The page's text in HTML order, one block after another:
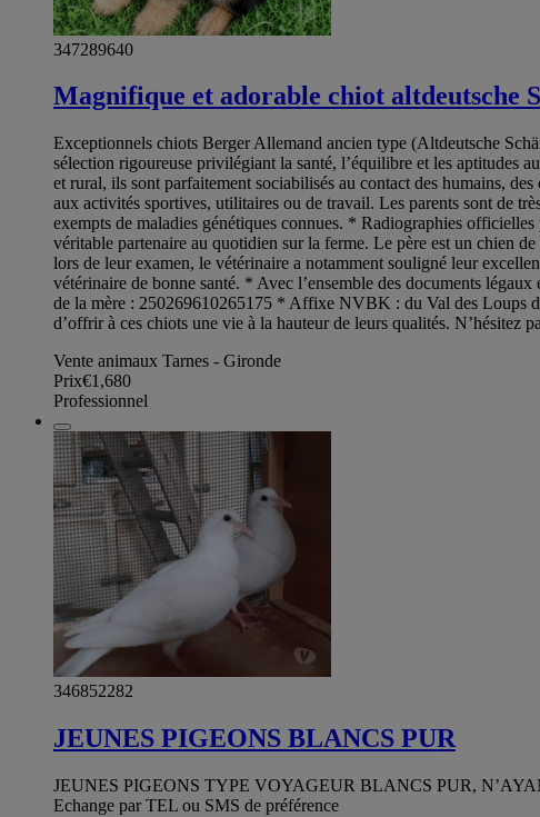
347289640
Magnifique et adorable chiot altdeutsche
Exceptionnels chiots Berger Allemand ancien type (Altdeutsche
sélection rigoureuse privilégiant la santé, l’équilibre et les aptitudes
et rural, ils sont parfaitement sociabilisés au contact des humains,
aux activités sportives, utilitaires ou de travail. Les parents sont de
exempts de maladies génétiques connues. * Radiographies
véritable partenaire au quotidien sur la ferme. Le père est un chien
lors de leur examen, le vétérinaire a notamment souligné leur
vétérinaire de bonne santé. * Avec l’ensemble des documents
de la mère : 250269610265175 * Affixe NVBK : du Val des Loups
d’offrir à ces chiots une vie à la hauteur de leurs qualités. N’hésitez
Vente animaux Tarnes - Gironde
Prix€1,680
Professionnel
346852282
JEUNES PIGEONS BLANCS PUR
JEUNES PIGEONS TYPE VOYAGEUR BLANCS PUR,
Echange par TEL ou SMS de préférence